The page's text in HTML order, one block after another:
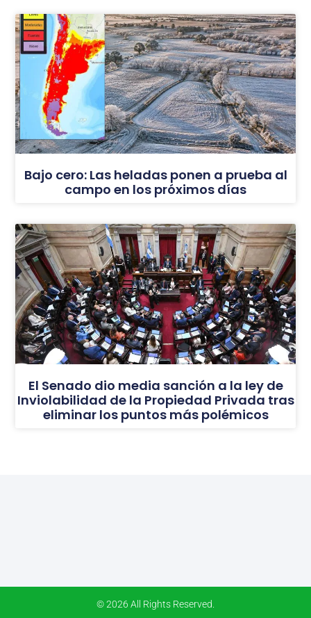
Bajo cero: Las heladas ponen a prueba al
campo en los próximos días
El Senado dio media sanción a la ley de
Inviolabilidad de la Propiedad Privada tras
eliminar los puntos más polémicos
© 2026 All Rights Reserved.